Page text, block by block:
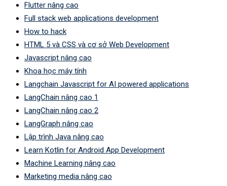
Flutter nâng cao
Full stack web applications development
How to hack
HTML 5 và CSS và cơ sở Web Development
Javascript nâng cao
Khoa học máy tính
Langchain Javascript for AI powered applications
LangChain nâng cao 1
LangChain nâng cao 2
LangGraph nâng cao
Lập trình Java nâng cao
Learn Kotlin for Android App Development
Machine Learning nâng cao
Marketing media nâng cao